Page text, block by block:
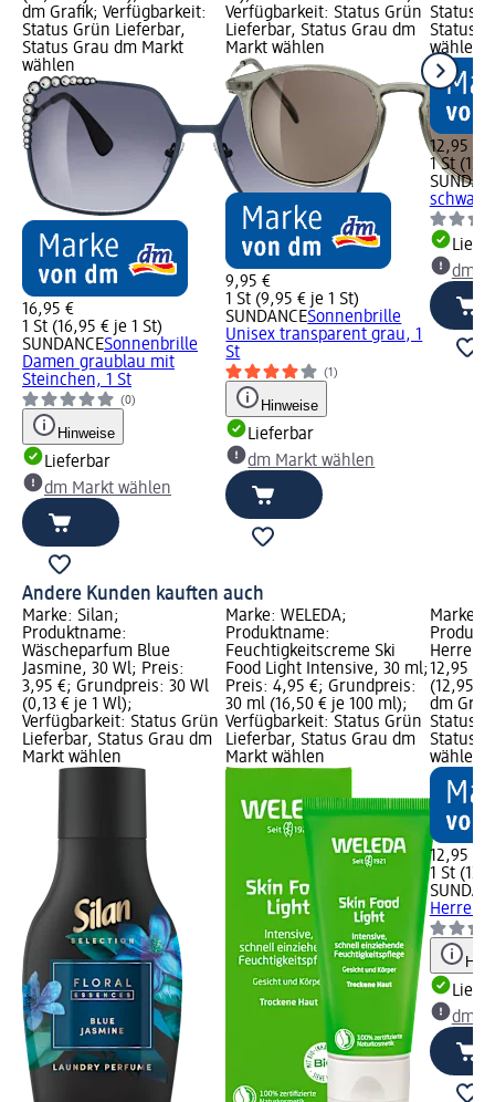
dm Grafik; Verfügbarkeit:
Status Grün Lieferbar,
Status Grau dm Markt
wählen
16,95 €
1 St (16,95 € je 1 St)
SUNDANCESonnenbrille
Damen graublau mit
Steinchen, 1 St
(0)
Hinweise
Lieferbar
dm Markt wählen
Verfügbarkeit: Status Grün
Lieferbar, Status Grau dm
Markt wählen
9,95 €
1 St (9,95 € je 1 St)
SUNDANCESonnenbrille
Unisex transparent grau, 1
St
(1)
Hinweise
Lieferbar
dm Markt wählen
Status
Status
wählen
12,95 €
1 St
schwarz
dm
Andere Kunden kauften auch
Marke: Silan;
Produktname:
Wäscheparfum Blue
Jasmine, 30 Wl; Preis:
3,95 €; Grundpreis: 30 Wl
(0,13 € je 1 Wl);
Verfügbarkeit: Status Grün
Lieferbar, Status Grau dm
Markt wählen
Marke: WELEDA;
Produktname:
Feuchtigkeitscreme Ski
Food Light Intensive, 30 ml;
Preis: 4,95 €; Grundpreis:
30 ml (16,50 € je 100 ml);
Verfügbarkeit: Status Grün
Lieferbar, Status Grau dm
Markt wählen
Marke:
Herren
12,95 €;
(12,95 €
dm
Status
Status
wählen
12,95 €
1 St
Herren
dm